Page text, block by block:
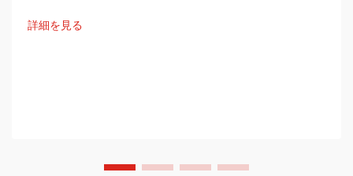
価値さえも提供します。この記事では、その具体的な活用例
を紹介します。
詳細を見る